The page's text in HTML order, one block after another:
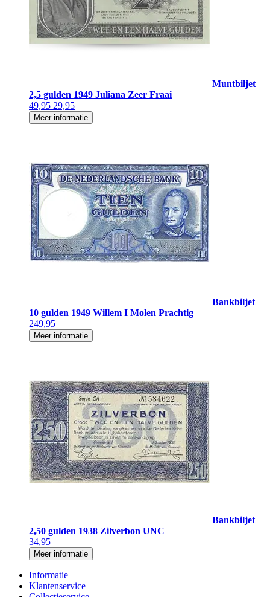
Muntbiljet
2,5 gulden 1949 Juliana Zeer Fraai
49,95 29,95
Meer informatie
Bankbiljet
10 gulden 1949 Willem I Molen Prachtig
249,95
Meer informatie
Bankbiljet
2,50 gulden 1938 Zilverbon UNC
34,95
Meer informatie
Informatie
Klantenservice